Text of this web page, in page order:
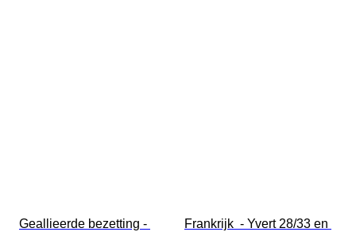
Geallieerde bezetting -
Frankrijk  - Yvert 28/33 en